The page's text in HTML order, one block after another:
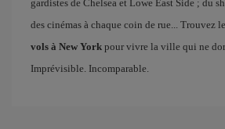
gardistes de Chelsea et Lowe East Side ; du
des cinémas à chaque coin de rue... Trouvez
vols à New York pour vivre la ville qui ne
Imprévisible. Incomparable.